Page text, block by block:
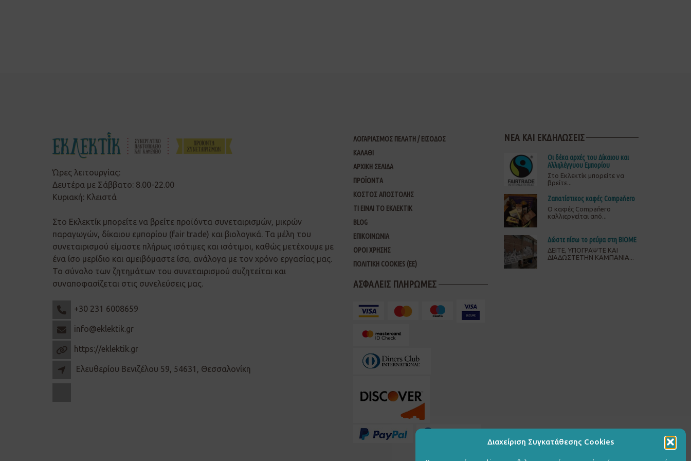
Διαχείριση Συγκατάθεσης Cookies
Ώρες λειτουργίας:
Δευτέρα με Σάββατο: 8.00-22.00
Κυριακή: Κλειστά
Στο Εκλεκτίκ μπορείτε να βρείτε προϊόντα συνεταιρισμών, μικρών
παραγωγών, δίκαιου εμπορίου (fair trade) και βιολογικά. Τα μέλη του
συνεταιρισμού είμαστε πλήρως ισότιμες και ισότιμοι, καθώς μετέχουμε με
ένα ίσο μερίδιο και αμειβόμαστε ίσα, ανάλογα με τον χρόνο εργασίας μας.
Το σύνολο των ζητημάτων του συνεταιρισμού συζητείται και
συναποφασίζεται στις συνελεύσεις μας.
+30 231 6008659
info@eklektik.gr
https://eklektik.gr
Ελευθερίου Βενιζέλου 59, 54631, Θεσσαλονίκη
ΛΟΓΑΡΙΑΣΜΟΣ ΠΕΛΑΤΗ / ΕΙΣΟΔΟΣ
ΚΑΛΑΘΙ
ΑΡΧΙΚΗ ΣΕΛΙΔΑ
ΠΡΟΪΟΝΤΑ
ΚΟΣΤΟΣ ΑΠΟΣΤΟΛΗΣ
ΤΙ ΕΙΝΑΙ ΤΟ ΕΚΛΕΚΤΙΚ
BLOG
ΕΠΙΚΟΙΝΩΝΙΑ
ΟΡΟΙ ΧΡΗΣΗΣ
ΠΟΛΙΤΙΚΗ COOKIES (ΕΕ)
ΑΣΦΑΛΕΙΣ ΠΛΗΡΩΜΕΣ
ΝΕΑ ΚΑΙ ΕΚΔΗΛΩΣΕΙΣ
Οι δέκα αρχές του Δίκαιου και
Αλληλέγγυου Εμπορίου
Στο Εκλεκτίκ μπορείτε να
βρείτε...
Ζαπατίστικος καφές Compaňero
O καφές Compaňero
καλλιεργείται από...
Δώστε πίσω το ρεύμα στη ΒΙΟΜΕ
ΔΕΙΤΕ, ΥΠΟΓΡΑΨΤΕ ΚΑΙ
ΔΙΑΔΩΣΤΕΤΗΝ ΚΑΜΠΑΝΙΑ...